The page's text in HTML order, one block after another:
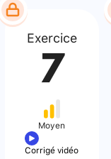
Exercice
7
Moyen
Corrigé vidéo